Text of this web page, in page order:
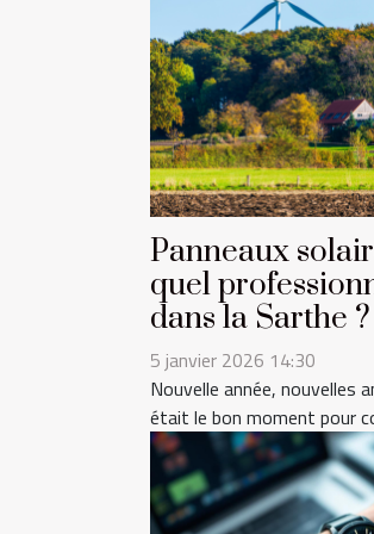
Panneaux
quel
dans la Sarthe ?
5 janvier 2026 14:30
Nouvelle année, nouvelles
était le bon moment pour